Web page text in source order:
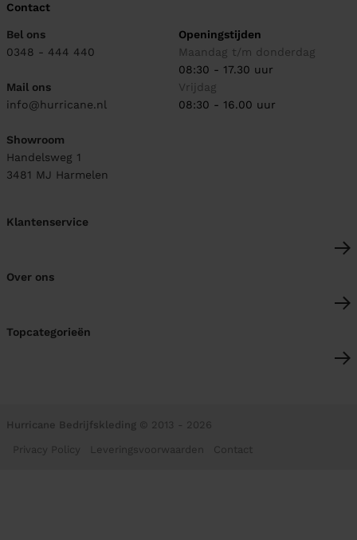
Contact
Bel ons
0348 - 444 440
Mail ons
info@hurricane.nl
Showroom
Handelsweg 1
3481 MJ Harmelen
Openingstijden
Maandag t/m donderdag
08:30 - 17.30 uur
Vrijdag
08:30 - 16.00 uur
Klantenservice
Over ons
Topcategorieën
Hurricane Bedrijfskleding © 2013 - 2026
Privacy Policy Leveringsvoorwaarden Contact